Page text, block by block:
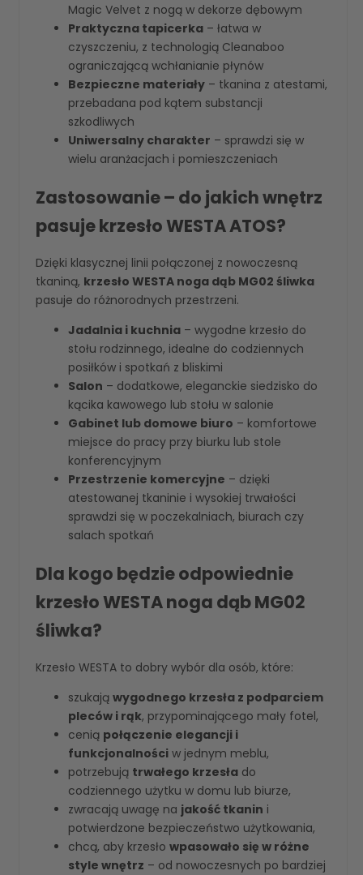
Magic Velvet z nogą w dekorze dębowym
Praktyczna tapicerka – łatwa w
czyszczeniu, z technologią Cleanaboo
ograniczającą wchłanianie płynów
Bezpieczne materiały – tkanina z atestami,
przebadana pod kątem substancji
szkodliwych
Uniwersalny charakter – sprawdzi się w
wielu aranżacjach i pomieszczeniach
Zastosowanie – do jakich wnętrz
pasuje krzesło WESTA ATOS?
Dzięki klasycznej linii połączonej z nowoczesną
tkaniną, krzesło WESTA noga dąb MG02 śliwka
pasuje do różnorodnych przestrzeni.
Jadalnia i kuchnia – wygodne krzesło do
stołu rodzinnego, idealne do codziennych
posiłków i spotkań z bliskimi
Salon – dodatkowe, eleganckie siedzisko do
kącika kawowego lub stołu w salonie
Gabinet lub domowe biuro – komfortowe
miejsce do pracy przy biurku lub stole
konferencyjnym
Przestrzenie komercyjne – dzięki
atestowanej tkaninie i wysokiej trwałości
sprawdzi się w poczekalniach, biurach czy
salach spotkań
Dla kogo będzie odpowiednie
krzesło WESTA noga dąb MG02
śliwka?
Krzesło WESTA to dobry wybór dla osób, które:
szukają wygodnego krzesła z podparciem
pleców i rąk, przypominającego mały fotel,
cenią połączenie elegancji i
funkcjonalności w jednym meblu,
potrzebują trwałego krzesła do
codziennego użytku w domu lub biurze,
zwracają uwagę na jakość tkanin i
potwierdzone bezpieczeństwo użytkowania,
chcą, aby krzesło wpasowało się w różne
style wnętrz – od nowoczesnych po bardziej